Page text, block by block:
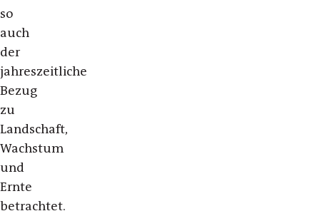
so
auch
der
jahreszeitliche
Bezug
zu
Landschaft,
Wachstum
und
Ernte
betrachtet.